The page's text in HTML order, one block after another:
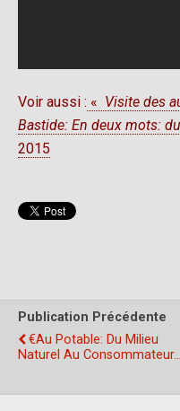
Voir aussi : « Visite des
Bastide: En deux mots:
2015
Publication Précédente
€au Potable: Du Milieu
Naturel Au Consommateur…